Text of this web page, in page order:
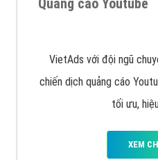
Quảng cáo Youtube